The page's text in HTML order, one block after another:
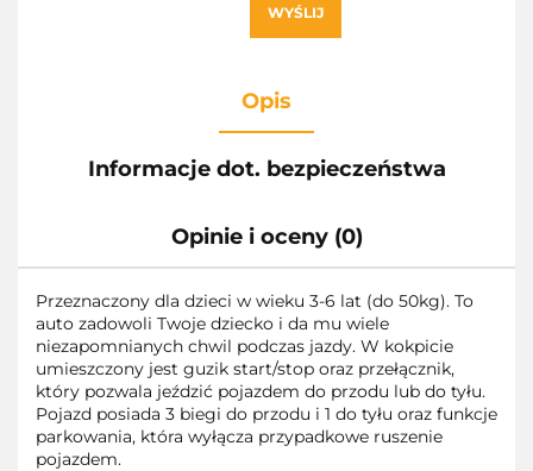
WYŚLIJ
Opis
Informacje dot. bezpieczeństwa
Opinie i oceny (0)
Przeznaczony dla dzieci w wieku 3-6 lat (do 50kg). To
auto zadowoli Twoje dziecko i da mu wiele
niezapomnianych chwil podczas jazdy. W kokpicie
umieszczony jest guzik start/stop oraz przełącznik,
który pozwala jeździć pojazdem do przodu lub do tyłu.
Pojazd posiada 3 biegi do przodu i 1 do tyłu oraz funkcje
parkowania, która wyłącza przypadkowe ruszenie
pojazdem.